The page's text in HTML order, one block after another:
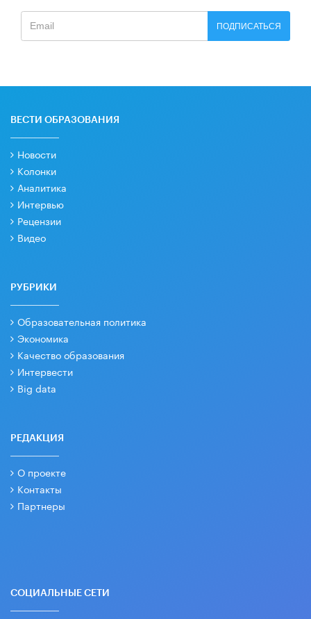
ПОДПИСАТЬСЯ
ВЕСТИ ОБРАЗОВАНИЯ
Новости
Колонки
Аналитика
Интервью
Рецензии
Видео
РУБРИКИ
Образовательная политика
Экономика
Качество образования
Интервести
Big data
РЕДАКЦИЯ
О проекте
Контакты
Партнеры
СОЦИАЛЬНЫЕ СЕТИ